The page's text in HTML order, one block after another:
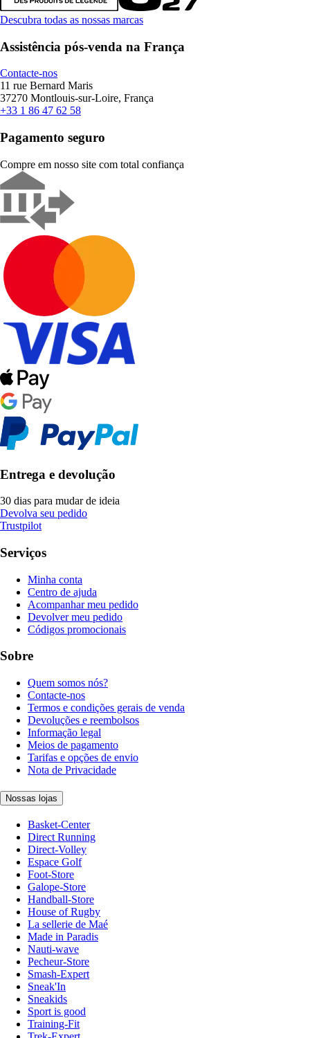
Descubra todas as nossas marcas
Assistência pós-venda na França
Contacte-nos
11 rue Bernard Maris
37270 Montlouis-sur-Loire, França
+33 1 86 47 62 58
Pagamento seguro
Compre em nosso site com total confiança
Entrega e devolução
30 dias para mudar de ideia
Devolva seu pedido
Trustpilot
Serviços
Minha conta
Centro de ajuda
Acompanhar meu pedido
Devolver meu pedido
Códigos promocionais
Sobre
Quem somos nós?
Contacte-nos
Termos e condições gerais de venda
Devoluções e reembolsos
Informação legal
Meios de pagamento
Tarifas e opções de envio
Nota de Privacidade
Nossas lojas
Basket-Center
Direct Running
Direct-Volley
Espace Golf
Foot-Store
Galope-Store
Handball-Store
House of Rugby
La sellerie de Maé
Made in Paradis
Nauti-wave
Pecheur-Store
Smash-Expert
Sneak'In
Sneakids
Sport is good
Training-Fit